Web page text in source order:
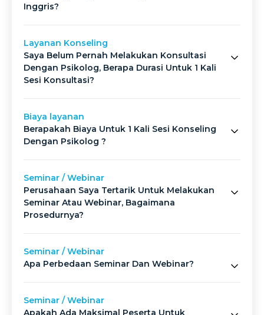
Inggris?
Layanan Konseling
Saya Belum Pernah Melakukan Konsultasi
Dengan Psikolog, Berapa Durasi Untuk 1 Kali
Sesi Konsultasi?
Biaya layanan
Berapakah Biaya Untuk 1 Kali Sesi Konseling
Dengan Psikolog ?
Seminar / Webinar
Perusahaan Saya Tertarik Untuk Melakukan
Seminar Atau Webinar, Bagaimana
Prosedurnya?
Seminar / Webinar
Apa Perbedaan Seminar Dan Webinar?
Seminar / Webinar
Apakah Ada Maksimal Peserta Untuk